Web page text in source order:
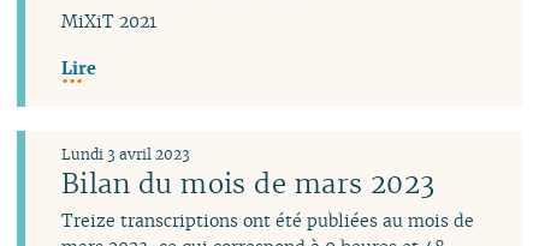
MiXiT 2021
Lire
Bilan du mois de mars 2023
Lundi 3 avril 2023
Treize transcriptions ont été publiées au mois de